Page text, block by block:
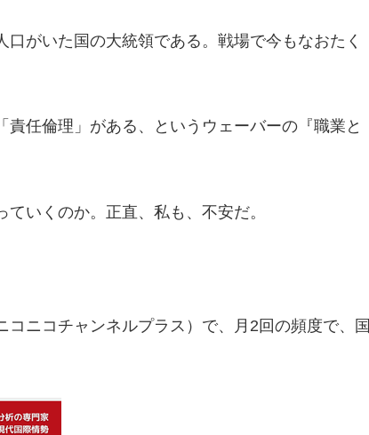
がいた国の大統領である。戦場で今もなおたく
任倫理」がある、というウェーバーの『職業と
いくのか。正直、私も、不安だ。
コニコチャンネルプラス）で、月2回の頻度で、国